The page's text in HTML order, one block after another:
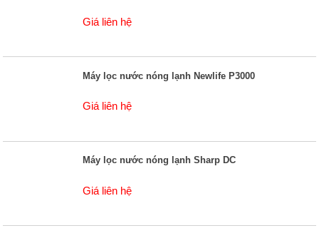
Giá liên hệ
Máy lọc nước nóng lạnh Newlife P3000
Giá liên hệ
Máy lọc nước nóng lạnh Sharp DC
Giá liên hệ